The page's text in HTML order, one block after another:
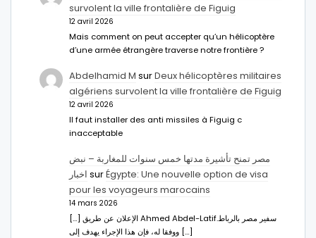
survolent la ville frontalière de Figuig
12 avril 2026
Mais comment on peut accepter qu’un hélicoptère
d’une armée étrangère traverse notre frontière ?
Abdelhamid M surDeux hélicoptères militaires
algériens survolent la ville frontalière de Figuig
12 avril 2026
Il faut installer des anti missiles à Figuig c
inacceptable
مصر تمنح تأشيرة مدتها خمس سنوات للمغاربة – نبض
اخبار surÉgypte: Une nouvelle option de visa
pour les voyageurs marocains
14 mars 2026
[…] الإعلان عن طريق Ahmed Abdel-Latifسفير مصر بالرباط.
ووفقا له، فإن هذا الإجراء يهدف إلى […]